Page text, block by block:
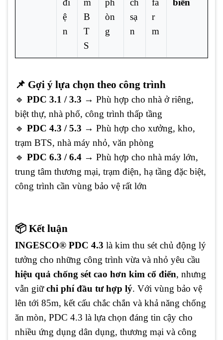
đi
ệ
n
m
B
T
S
ph
òn
g
ch
sạ
n
fa
r
m
biển
📌 Gợi ý lựa chọn theo công trình
🔹 PDC 3.1 / 3.3 → Phù hợp cho nhà ở riêng,
biệt thự, nhà phố, công trình thấp tầng
🔹 PDC 4.3 / 5.3 → Phù hợp cho xưởng, kho,
trạm BTS, nhà máy nhỏ, văn phòng
🔹 PDC 6.3 / 6.4 → Phù hợp cho nhà máy lớn,
trung tâm thương mại, trạm điện, hạ tầng đặc biệt,
công trình cần vùng bảo vệ rất lớn
📦 Kết luận
INGESCO® PDC 4.3 là kim thu sét chủ động lý
tưởng cho những công trình vừa và nhỏ yêu cầu
hiệu quả chống sét cao hơn kim cổ điển, nhưng
vẫn giữchi phí đầu tư hợp lý. Với vùng bảo vệ
lên tới 85m, kết cấu chắc chắn và khả năng chống
ăn mòn, PDC 4.3 là lựa chọn đáng tin cậy cho
nhiều ứng dụng dân dụng, thương mại và công